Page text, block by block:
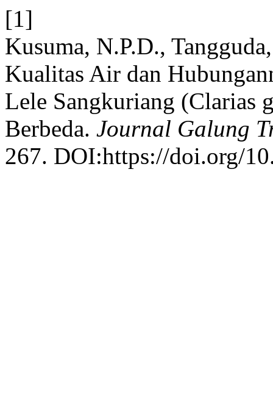
[1]
Kusuma, N.P.D.,
Kualitas Air dan
Lele Sangkuriang (Clarias
Berbeda. Journal Galung
267. DOI:https://doi.org/